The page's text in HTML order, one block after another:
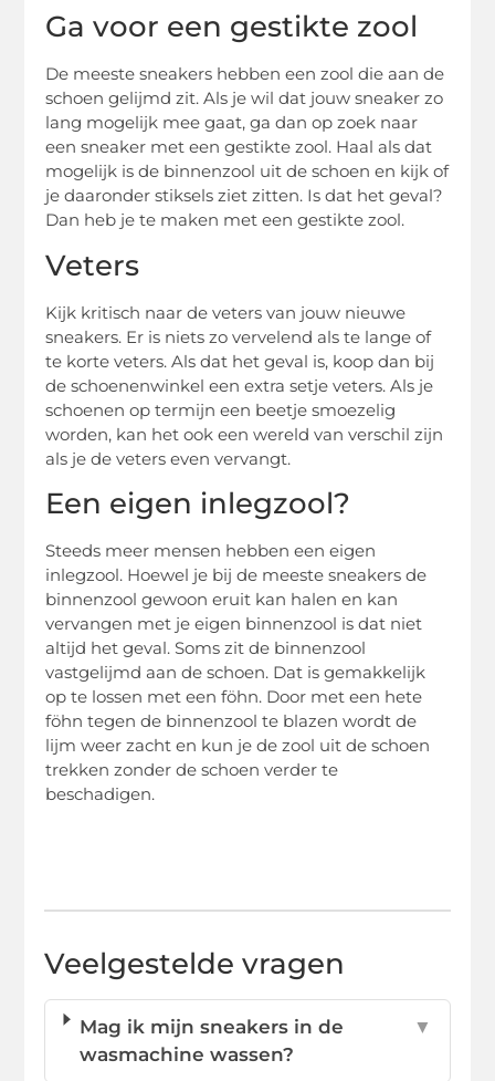
Ga voor een gestikte zool
De meeste sneakers hebben een zool die aan de
schoen gelijmd zit. Als je wil dat jouw sneaker zo
lang mogelijk mee gaat, ga dan op zoek naar
een sneaker met een gestikte zool. Haal als dat
mogelijk is de binnenzool uit de schoen en kijk of
je daaronder stiksels ziet zitten. Is dat het geval?
Dan heb je te maken met een gestikte zool.
Veters
Kijk kritisch naar de veters van jouw nieuwe
sneakers. Er is niets zo vervelend als te lange of
te korte veters. Als dat het geval is, koop dan bij
de schoenenwinkel een extra setje veters. Als je
schoenen op termijn een beetje smoezelig
worden, kan het ook een wereld van verschil zijn
als je de veters even vervangt.
Een eigen inlegzool?
Steeds meer mensen hebben een eigen
inlegzool. Hoewel je bij de meeste sneakers de
binnenzool gewoon eruit kan halen en kan
vervangen met je eigen binnenzool is dat niet
altijd het geval. Soms zit de binnenzool
vastgelijmd aan de schoen. Dat is gemakkelijk
op te lossen met een föhn. Door met een hete
föhn tegen de binnenzool te blazen wordt de
lijm weer zacht en kun je de zool uit de schoen
trekken zonder de schoen verder te
beschadigen.
Veelgestelde vragen
Mag ik mijn sneakers in de
wasmachine wassen?
▼